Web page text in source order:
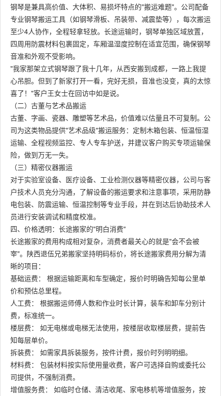
钢琴是兼具高价值、大体积、易损坏特点的"搬运难题"。公司配备
专业钢琴搬运工具（如钢琴滑板、吊装带、减震垫等），每次搬运
至少4人协作，全程轻拿轻放。长途运输时，钢琴单独区域放置，
四周用防震材料包裹固定，车厢温湿度控制在适宜范围，确保钢琴
音准和外观不受影响。
"我家那架立式钢琴跟了我十几年，从西安搬到成都，一路上我提
心吊胆。但到了新家打开一看，完好无损，音准也没变，真的太惊
喜了！"客户王女士在回访中如是说。
（二）古董与艺术品搬运
古董、字画、瓷器、雕塑等艺术品，价值难以估量且不可复制。公
司为这类物品提供"艺术品级"搬运服务：定制木箱包装、恒温恒湿
运输、全程视频监控、专人专车护送，并建议客户购买专项运输保
险，做到万无一失。
（三）精密仪器搬运
对于实验室设备、医疗设备、工业检测仪器等精密仪器，公司与客
户技术人员充分沟通，了解设备的搬运要求和注意事项，采用防静
电包装、防震运输、恒温控制等专业手段，并在到达后协助技术人
员进行安装调试和精度校准。
四、价格透明：长途搬家的"明白消费"
长途搬家的费用构成相对复杂，消费者最关心的就是"会不会被
宰"。陕西退伍兄弟搬家坚持明码标价，将长途搬家费用分解为清
晰的项目：
基础运费： 根据运输距离和车型确定，报价时明确告知每公里单
价和预估总里程。
人工费： 根据搬运师傅人数和作业时长计算，装车和卸车分别计
费，标准统一。
楼层费： 如无电梯或电梯无法使用，按楼层收取楼层费，提前告
知每层单价。
拆装费： 如需家具拆装服务，按件计费，报价时列明明细。
材料费： 包装材料按实际使用量收费，客户可选择自购或委托公
司提供，不强制消费。
增值服务费： 如临时仓储、清洁收尾、家电移机等增值服务，按